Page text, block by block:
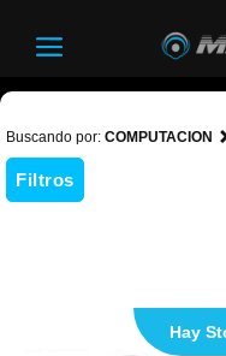
Buscando por: COMPUTACION
Filtros
Hay